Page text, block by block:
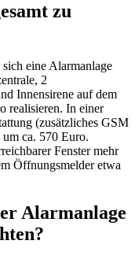
zu
eine Alarmanlage
2
Innensirene auf dem
realisieren. In einer
(zusätzliches GSM
ca. 570 Euro.
Fenster mehr
Öffnungsmelder etwa
Alarmanlage